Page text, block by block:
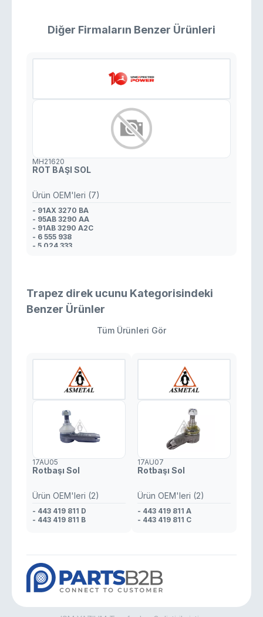
Diğer Firmaların Benzer Ürünleri
MH21620
ROT BAŞI SOL
Ürün OEM'leri (7)
- 91AX 3270 BA
- 95AB 3290 AA
- 91AB 3290 A2C
- 6 555 938
- 5 024 333
Trapez direk ucunu Kategorisindeki
Benzer Ürünler
Tüm Ürünleri Gör
17AU05
Rotbaşı Sol
Ürün OEM'leri (2)
- 443 419 811 D
- 443 419 811 B
17AU07
Rotbaşı Sol
Ürün OEM'leri (2)
- 443 419 811 A
- 443 419 811 C